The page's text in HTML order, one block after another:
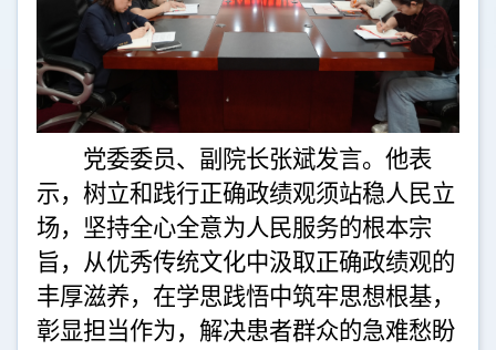
党委委员、副院长张斌发言。他表
示，树立和践行正确政绩观须站稳人民立
场，坚持全心全意为人民服务的根本宗
旨，从优秀传统文化中汲取正确政绩观的
丰厚滋养，在学思践悟中筑牢思想根基，
彰显担当作为，解决患者群众的急难愁盼